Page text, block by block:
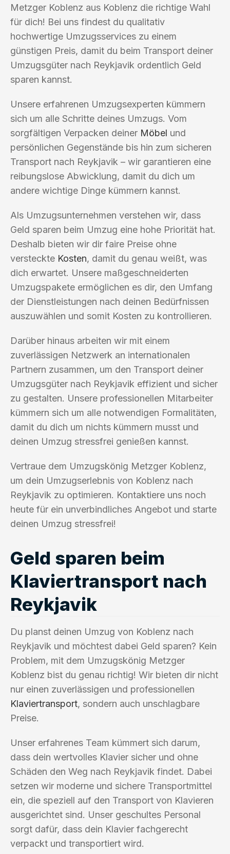
Metzger Koblenz aus Koblenz die richtige Wahl
für dich! Bei uns findest du qualitativ
hochwertige Umzugsservices zu einem
günstigen Preis, damit du beim Transport deiner
Umzugsgüter nach Reykjavik ordentlich Geld
sparen kannst.
Unsere erfahrenen Umzugsexperten kümmern
sich um alle Schritte deines Umzugs. Vom
sorgfältigen Verpacken deiner Möbel und
persönlichen Gegenstände bis hin zum sicheren
Transport nach Reykjavik – wir garantieren eine
reibungslose Abwicklung, damit du dich um
andere wichtige Dinge kümmern kannst.
Als Umzugsunternehmen verstehen wir, dass
Geld sparen beim Umzug eine hohe Priorität hat.
Deshalb bieten wir dir faire Preise ohne
versteckte Kosten, damit du genau weißt, was
dich erwartet. Unsere maßgeschneiderten
Umzugspakete ermöglichen es dir, den Umfang
der Dienstleistungen nach deinen Bedürfnissen
auszuwählen und somit Kosten zu kontrollieren.
Darüber hinaus arbeiten wir mit einem
zuverlässigen Netzwerk an internationalen
Partnern zusammen, um den Transport deiner
Umzugsgüter nach Reykjavik effizient und sicher
zu gestalten. Unsere professionellen Mitarbeiter
kümmern sich um alle notwendigen Formalitäten,
damit du dich um nichts kümmern musst und
deinen Umzug stressfrei genießen kannst.
Vertraue dem Umzugskönig Metzger Koblenz,
um dein Umzugserlebnis von Koblenz nach
Reykjavik zu optimieren. Kontaktiere uns noch
heute für ein unverbindliches Angebot und starte
deinen Umzug stressfrei!
Geld sparen beim
Klaviertransport nach
Reykjavik
Du planst deinen Umzug von Koblenz nach
Reykjavik und möchtest dabei Geld sparen? Kein
Problem, mit dem Umzugskönig Metzger
Koblenz bist du genau richtig! Wir bieten dir nicht
nur einen zuverlässigen und professionellen
Klaviertransport, sondern auch unschlagbare
Preise.
Unser erfahrenes Team kümmert sich darum,
dass dein wertvolles Klavier sicher und ohne
Schäden den Weg nach Reykjavik findet. Dabei
setzen wir moderne und sichere Transportmittel
ein, die speziell auf den Transport von Klavieren
ausgerichtet sind. Unser geschultes Personal
sorgt dafür, dass dein Klavier fachgerecht
verpackt und transportiert wird.